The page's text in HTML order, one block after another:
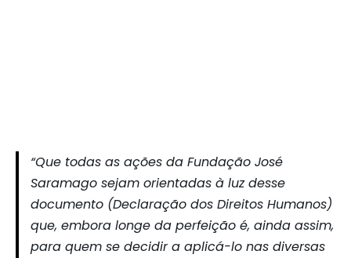
“Que todas as ações da Fundação José
Saramago sejam orientadas à luz desse
documento (Declaração dos Direitos Humanos)
que, embora longe da perfeição é, ainda assim,
para quem se decidir a aplicá-lo nas diversas